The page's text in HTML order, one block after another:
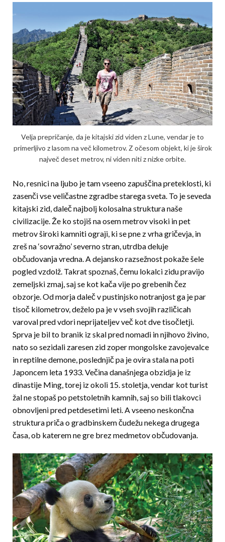
Velja prepričanje, da je kitajski zid viden z Lune, vendar je to
primerljivo z lasom na več kilometrov. Z očesom objekt, ki je širok
največ deset metrov, ni viden niti z nizke orbite.
No, resnici na ljubo je tam vseeno zapuščina preteklosti, ki
zasenči vse veli­častne zgradbe starega sveta. To je seveda
kitajski zid, daleč najbolj kolosalna struktura naše
civilizacije. Že ko stojiš na osem metrov visoki in pet
metrov široki kamniti ograji, ki se pne z vrha gričevja, in
zreš na ‘sovražno’ severno st­ran, utrdba deluje
občudovanja vredna. A dejansko razsežnost pokaže šele
pog­led vzdolž. Takrat spoznaš, čemu lokalci zidu pravijo
zemeljski zmaj, saj se kot kača vije po grebenih čez
obzorje. Od morja daleč v pustinjsko notranjost ga je par
tisoč kilometrov, deželo pa je v vseh svojih različicah
varoval pred vdori neprijateljev več kot dve tisočletji.
Sprva je bil to branik iz skal pred nomadi in njihovo živino,
nato so sezidali zaresen zid zoper mongols­ke zavojevalce
in reptilne demone, poslednjič pa je ovira stala na poti
Japoncem leta 1933. Večina današnjega obzidja je iz
dinastije Ming, torej iz okoli 15. stoletja, vendar kot turist
žal ne stopaš po petstoletnih kamnih, saj so bili tlakovci
obnovljeni pred petdesetimi leti. A vseeno neskončna
struktura priča o gradbins­kem čudežu nekega drugega
časa, ob katerem ne gre brez medmetov obču­dovanja.